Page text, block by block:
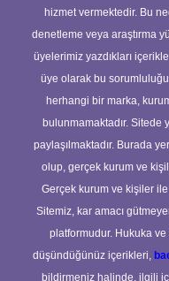
hizmet vermektedir. Bu
denetleme veya araştırma
üyelerimiz yazdıkları
üye olarak bu
herhangi bir marka,
bulunmamaktadır. Sitede
paylaşılmaktadır. Burada
olup, gerçek kurum ve
Gerçek kurum ve kişiler
Sitemiz, kar amacı
platformudur. Hukuka
düşündüğünüz içerikleri,
bildirmeniz halinde, ilgili